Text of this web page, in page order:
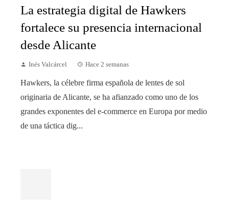
La estrategia digital de Hawkers
fortalece su presencia internacional
desde Alicante
Inés Valcárcel Hace 2 semanas
Hawkers, la célebre firma española de lentes de sol
originaria de Alicante, se ha afianzado como uno de los
grandes exponentes del e-commerce en Europa por medio
de una táctica dig...